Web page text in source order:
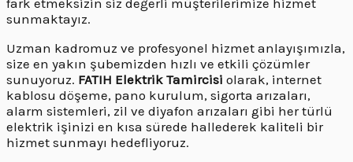
sunmaktayız.
Uzman kadromuz ve profesyonel hizmet anlayışımızla,
size en yakın şubemizden hızlı ve etkili çözümler
sunuyoruz. FATIH Elektrik Tamircisi olarak, internet
kablosu döşeme, pano kurulum, sigorta arızaları,
alarm sistemleri, zil ve diyafon arızaları gibi her türlü
elektrik işinizi en kısa sürede hallederek kaliteli bir
hizmet sunmayı hedefliyoruz.